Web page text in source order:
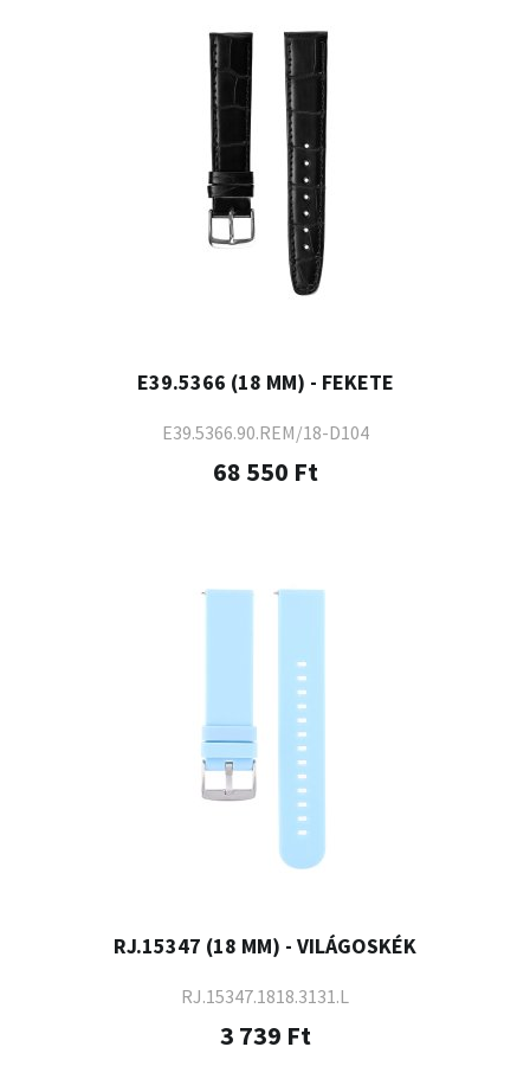
E39.5366 (18 MM) - FEKETE
E39.5366.90.REM/18-D104
68 550 Ft
RJ.15347 (18 MM) - VILÁGOSKÉK
RJ.15347.1818.3131.L
3 739 Ft